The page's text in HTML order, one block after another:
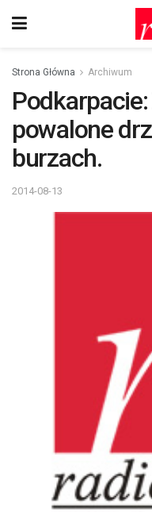
Strona Główna Archiwum
powalone
burzach.
2014-08-13